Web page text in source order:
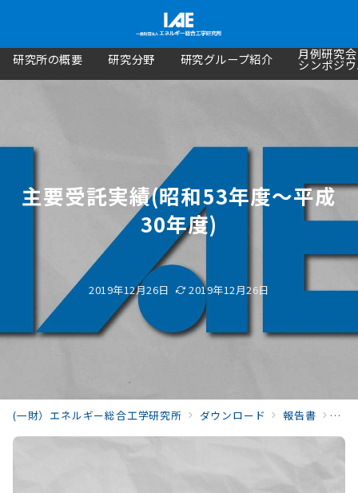
研究所の概要 研究分野 研究グループ紹介 月例研究
シンポジ
主要受託実績(昭和53年度～平成
30年度)
2019年12月26日 2019年12月26日
(一財）エネルギー総合工学研究所 ダウンロード 報告書 主